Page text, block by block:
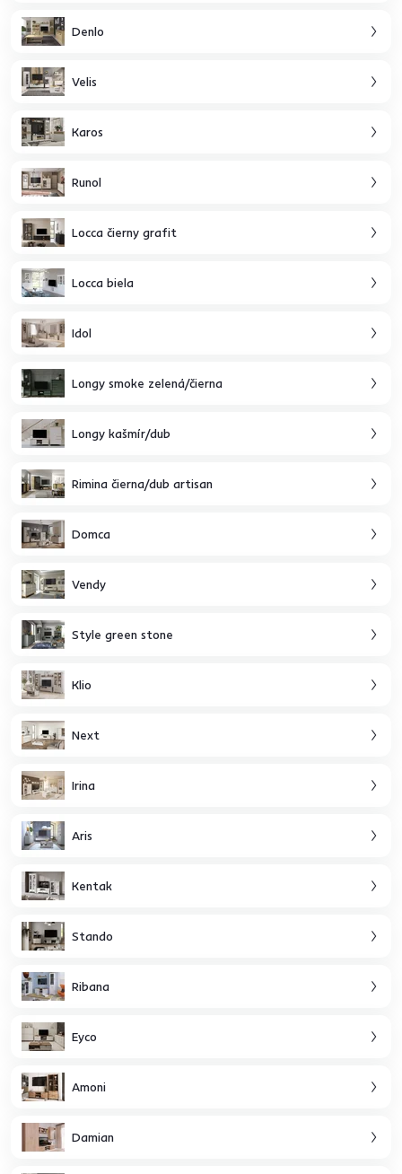
Denlo
Velis
Karos
Runol
Locca čierny grafit
Locca biela
Idol
Longy smoke zelená/čierna
Longy kašmír/dub
Rimina čierna/dub artisan
Domca
Vendy
Style green stone
Klio
Next
Irina
Aris
Kentak
Stando
Ribana
Eyco
Amoni
Damian